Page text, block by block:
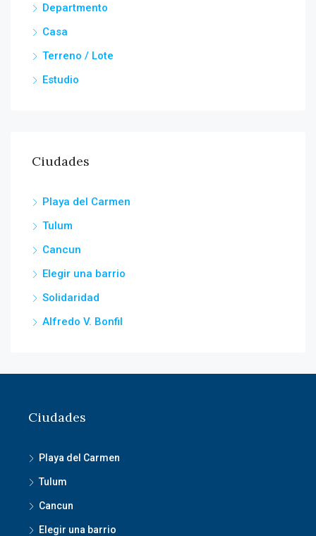
Departmento
Casa
Terreno / Lote
Estudio
Ciudades
Playa del Carmen
Tulum
Cancun
Elegir una barrio
Solidaridad
Alfredo V. Bonfil
Ciudades
Playa del Carmen
Tulum
Cancun
Elegir una barrio